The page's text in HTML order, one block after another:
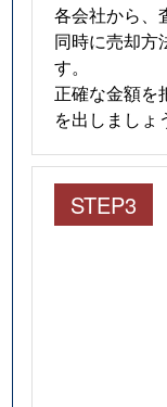
各会社から、
同時に売却方
す。
正確な金額を
を出しましょ
STEP3